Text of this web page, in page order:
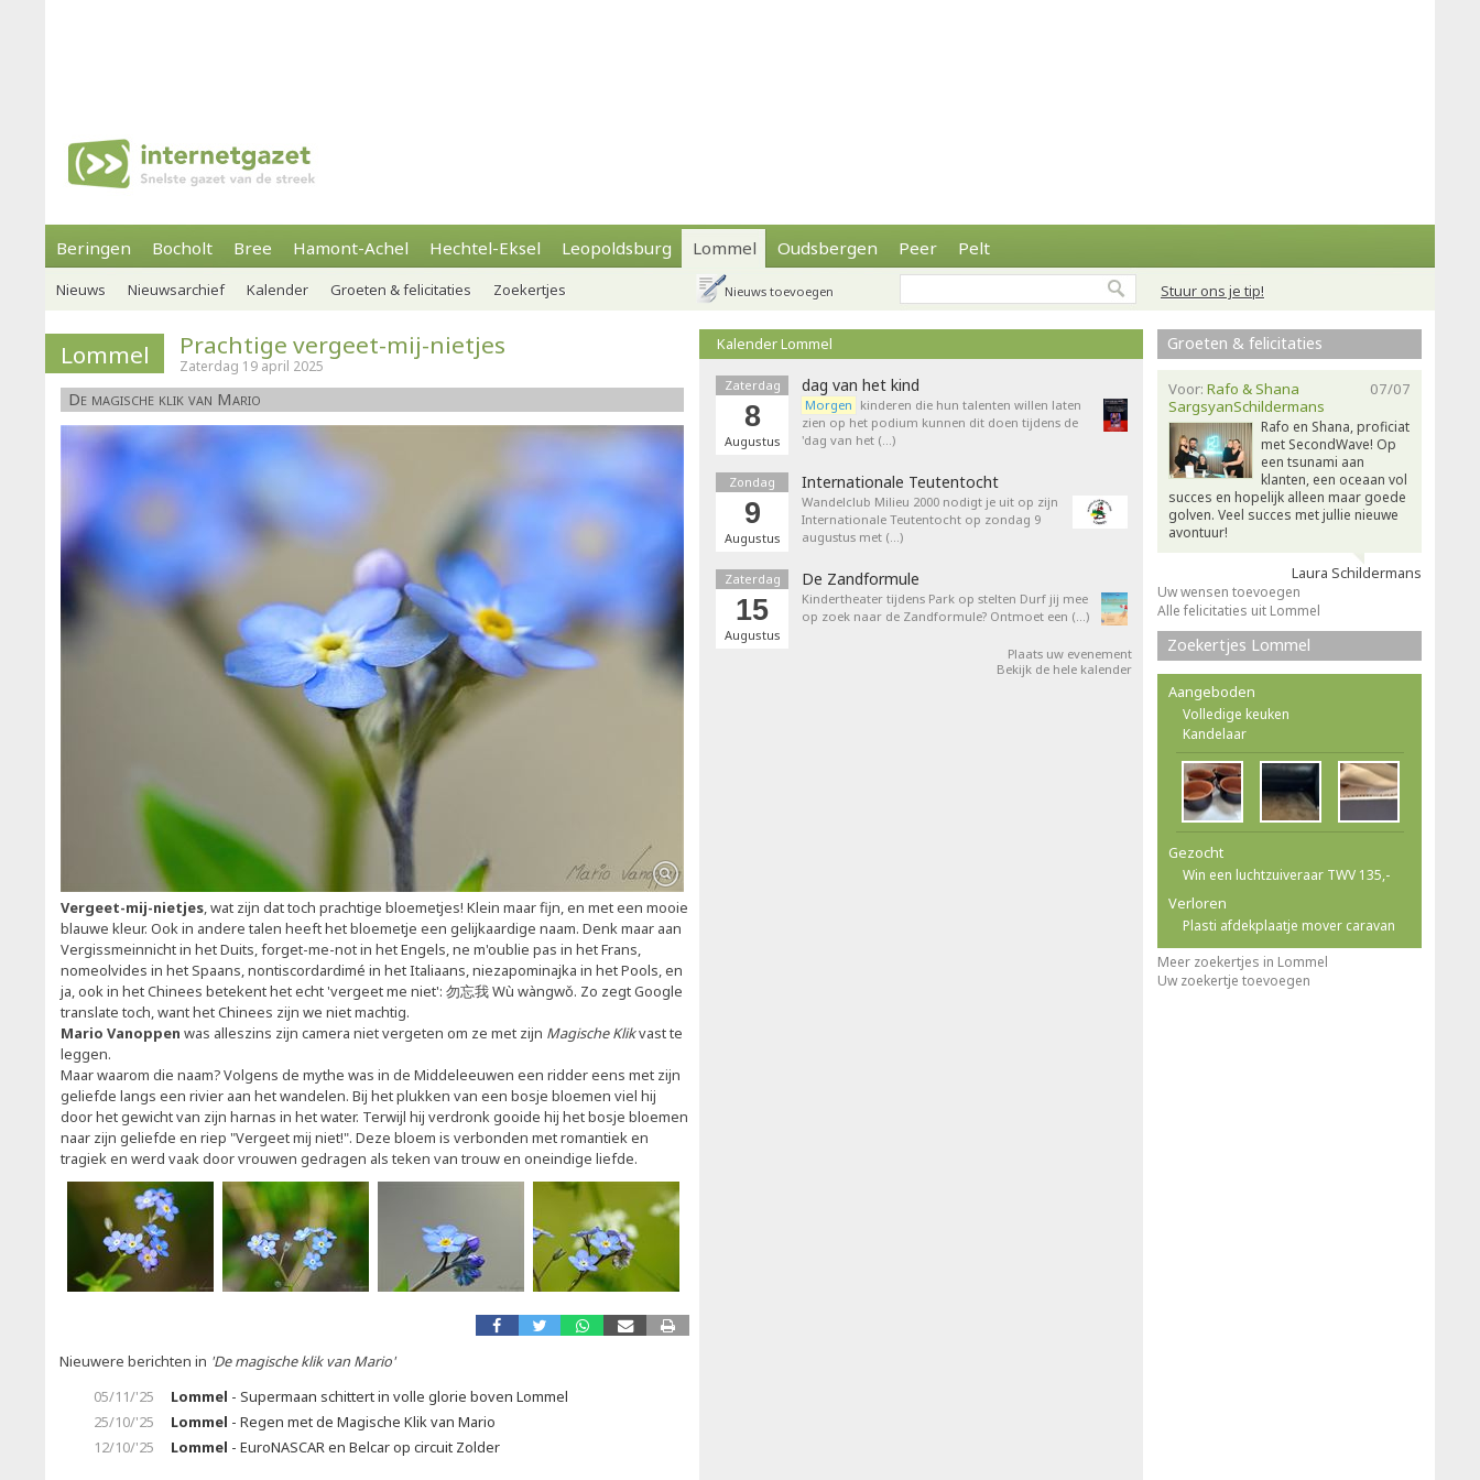
Beringen Bocholt Bree Hamont-Achel Hechtel-Eksel Leopoldsburg Lommel Oudsbergen Peer Pelt
Stuur ons je tip!
Nieuws Nieuwsarchief Kalender Groeten & felicitaties Zoekertjes Nieuws toevoegen
Lommel Prachtige vergeet-mij-nietjes
Zaterdag 19 april 2025
De magische klik van Mario
Vergeet-mij-nietjes, wat zijn dat toch prachtige bloemetjes! Klein maar fijn, en met een mooie
blauwe kleur. Ook in andere talen heeft het bloemetje een gelijkaardige naam. Denk maar aan
Vergissmeinnicht in het Duits, forget-me-not in het Engels, ne m'oublie pas in het Frans,
nomeolvides in het Spaans, nontiscordardimé in het Italiaans, niezapominajka in het Pools, en
ja, ook in het Chinees betekent het echt 'vergeet me niet': 勿忘我 Wù wàngwǒ. Zo zegt Google
translate toch, want het Chinees zijn we niet machtig.
Mario Vanoppen was alleszins zijn camera niet vergeten om ze met zijn Magische Klikvast te
leggen.
Maar waarom die naam? Volgens de mythe was in de Middeleeuwen een ridder eens met zijn
geliefde langs een rivier aan het wandelen. Bij het plukken van een bosje bloemen viel hij
door het gewicht van zijn harnas in het water. Terwijl hij verdronk gooide hij het bosje bloemen
naar zijn geliefde en riep "Vergeet mij niet!". Deze bloem is verbonden met romantiek en
tragiek en werd vaak door vrouwen gedragen als teken van trouw en oneindige liefde.
Nieuwere berichten in 'De magische klik van Mario'
05/11/'25
Lommel - Supermaan schittert in volle glorie boven Lommel
25/10/'25
Lommel - Regen met de Magische Klik van Mario
12/10/'25
Lommel - EuroNASCAR en Belcar op circuit Zolder
Kalender Lommel
Zaterdag
8
Augustus
dag van het kind
Morgen kinderen die hun talenten willen laten
zien op het podium kunnen dit doen tijdens de
'dag van het (…)
Zondag
9
Augustus
Internationale Teutentocht
Wandelclub Milieu 2000 nodigt je uit op zijn
Internationale Teutentocht op zondag 9
augustus met (…)
Zaterdag
15
Augustus
De Zandformule
Kindertheater tijdens Park op stelten Durf jij mee
op zoek naar de Zandformule? Ontmoet een (…)
Plaats uw evenement
Bekijk de hele kalender
Groeten & felicitaties
07/07
Voor: Rafo & Shana
SargsyanSchildermans
Rafo en Shana, proficiat
met SecondWave! Op
een tsunami aan
klanten, een oceaan vol
succes en hopelijk alleen maar goede
golven. Veel succes met jullie nieuwe
avontuur!
Laura Schildermans
Uw wensen toevoegen
Alle felicitaties uit Lommel
Zoekertjes Lommel
Aangeboden
Volledige keuken
Kandelaar
Gezocht
Win een luchtzuiveraar TWV 135,-
Verloren
Plasti afdekplaatje mover caravan
Meer zoekertjes in Lommel
Uw zoekertje toevoegen